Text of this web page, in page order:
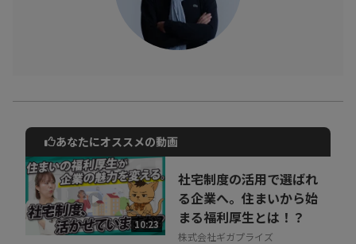
動画でご紹介しているサービスについて
お気軽にご相談・ご質問いただけます！
30秒でお申し込み可能
相談を希望する 無料
あなたにオススメの動画
10:23
社宅制度の活用で選ばれ
る企業へ。住まいから始
まる福利厚生とは！？
株式会社ギガプライズ